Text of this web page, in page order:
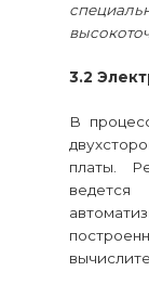
3.2
В
платы.